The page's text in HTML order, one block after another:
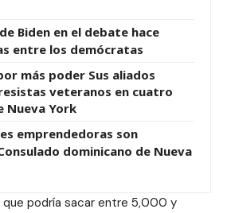
Biden en el debate hace
entre los demócratas
más poder Sus aliados
veteranos en cuatro
Nueva York
emprendedoras son
dominicano de Nueva
que podría sacar entre 5,000 y